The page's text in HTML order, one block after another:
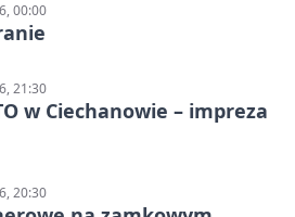
00:00
21:30
w Ciechanowie – impreza
20:30